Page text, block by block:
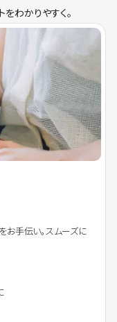
わかりやすく。
お手伝い。スムーズに